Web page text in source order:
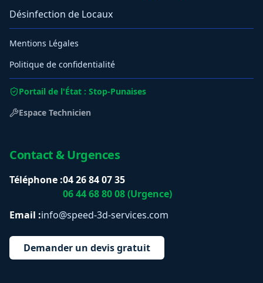
Désinfection de Locaux
Mentions Légales
Politique de confidentialité
Portail de l'État : Stop-Punaises
Espace Technicien
Contact & Urgences
Téléphone :04 26 84 07 35
06 44 68 80 08 (Urgence)
Email :info@speed-3d-services.com
Demander un devis gratuit